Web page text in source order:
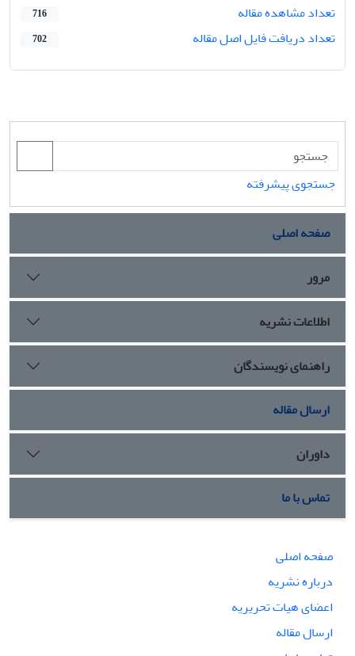
تعداد مشاهده مقاله
716
تعداد دریافت فایل اصل مقاله 702
جستجوی پیشرفته
صفحه اصلی
مرور
اطلاعات نشریه
راهنمای نویسندگان
ارسال مقاله
داوران
تماس با ما
صفحه اصلی
درباره نشریه
اعضای هیات تحریریه
ارسال مقاله